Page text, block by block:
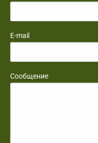
E-mail
Сообщение